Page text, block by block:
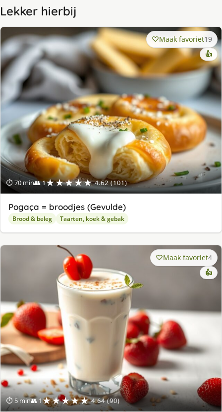
Lekker hierbij
⏱ 70 min👥 1★★★★★ 4.62 (101)
Maak favoriet19
👍
Pogaça = broodjes (Gevulde)
Brood & beleg Taarten, koek & gebak
⏱ 5 min👥 1★★★★★ 4.64 (90)
Maak favoriet4
👍